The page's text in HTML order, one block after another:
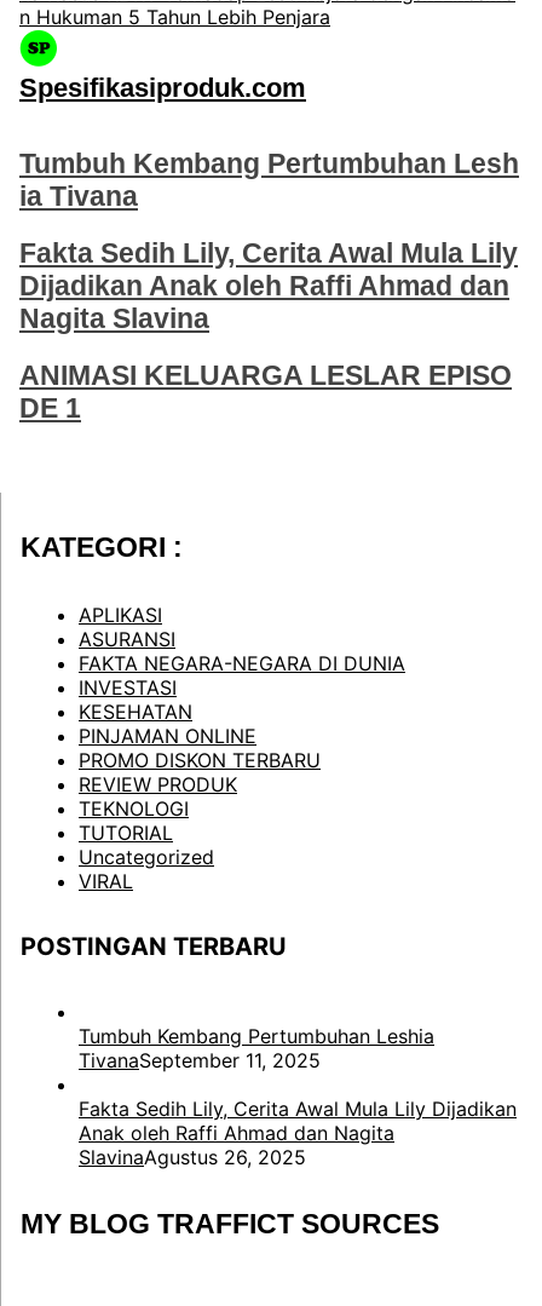
n Hukuman 5 Tahun Lebih Penjara
Spesifikasiproduk.com
Tumbuh Kembang Pertumbuhan Lesh
ia Tivana
Fakta Sedih Lily, Cerita Awal Mula Lily
Dijadikan Anak oleh Raffi Ahmad dan
Nagita Slavina
ANIMASI KELUARGA LESLAR EPISO
DE 1
KATEGORI :
APLIKASI
ASURANSI
FAKTA NEGARA-NEGARA DI DUNIA
INVESTASI
KESEHATAN
PINJAMAN ONLINE
PROMO DISKON TERBARU
REVIEW PRODUK
TEKNOLOGI
TUTORIAL
Uncategorized
VIRAL
POSTINGAN TERBARU
Tumbuh Kembang Pertumbuhan Leshia
TivanaSeptember 11, 2025
Fakta Sedih Lily, Cerita Awal Mula Lily Dijadikan
Anak oleh Raffi Ahmad dan Nagita
SlavinaAgustus 26, 2025
MY BLOG TRAFFICT SOURCES